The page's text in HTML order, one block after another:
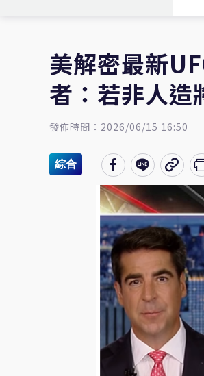
美解密最新
者：若非人造
發佈時間：2026/06/15 16:50
綜合